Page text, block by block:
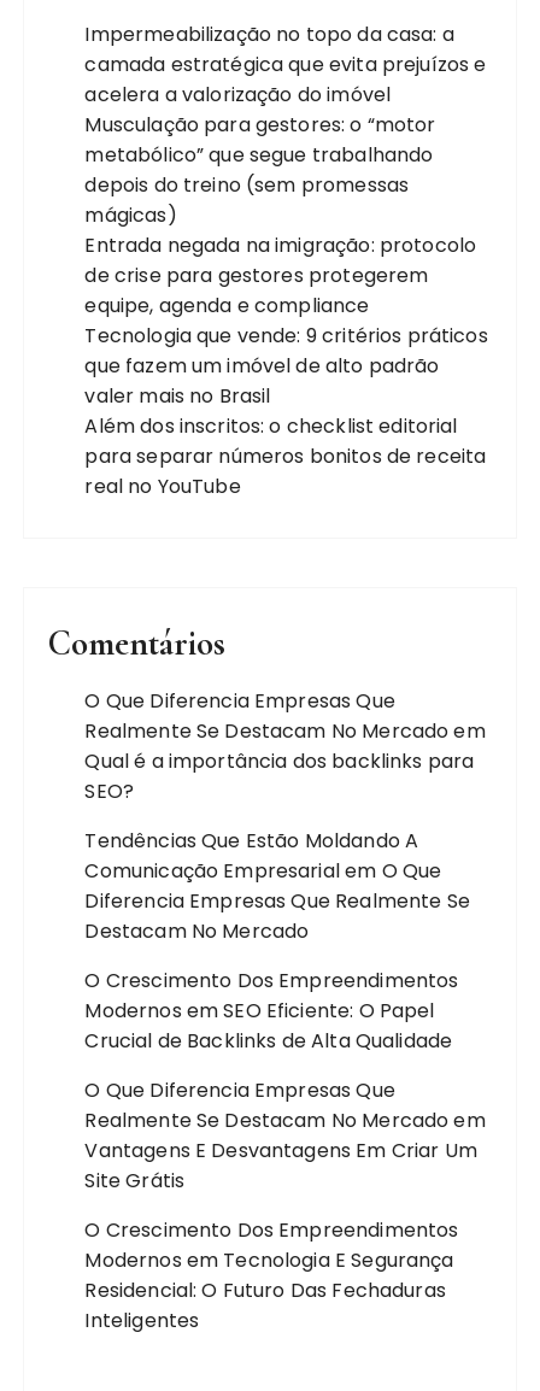
Impermeabilização no topo da casa: a
camada estratégica que evita prejuízos e
acelera a valorização do imóvel
Musculação para gestores: o “motor
metabólico” que segue trabalhando
depois do treino (sem promessas
mágicas)
Entrada negada na imigração: protocolo
de crise para gestores protegerem
equipe, agenda e compliance
Tecnologia que vende: 9 critérios práticos
que fazem um imóvel de alto padrão
valer mais no Brasil
Além dos inscritos: o checklist editorial
para separar números bonitos de receita
real no YouTube
Comentários
O Que Diferencia Empresas Que
Realmente Se Destacam No Mercadoem
Qual é a importância dos backlinks para
SEO?
Tendências Que Estão Moldando A
Comunicação Empresarialem O Que
Diferencia Empresas Que Realmente Se
Destacam No Mercado
O Crescimento Dos Empreendimentos
Modernos emSEO Eficiente: O Papel
Crucial de Backlinks de Alta Qualidade
O Que Diferencia Empresas Que
Realmente Se Destacam No Mercadoem
Vantagens E Desvantagens Em Criar Um
Site Grátis
O Crescimento Dos Empreendimentos
Modernos em Tecnologia E Segurança
Residencial: O Futuro Das Fechaduras
Inteligentes